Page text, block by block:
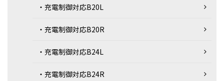
・充電制御対応B20L
・充電制御対応B20R
・充電制御対応B24L
・充電制御対応B24R